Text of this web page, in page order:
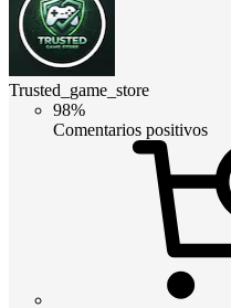
Trusted_game_store
98%
Comentarios positivos